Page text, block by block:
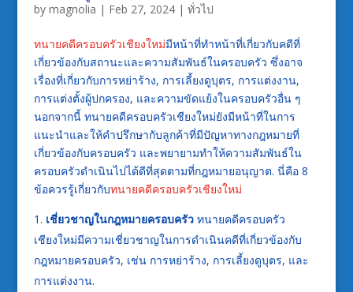
by magnolia | Feb 27, 2024| ทั่วไป
ทนายคดีครอบครัวเชียงใหม่มีหน้าที่ทำหน้าที่เกี่ยวกับคดีที่
เกี่ยวข้องกับสถานะและความสัมพันธ์ในครอบครัว ซึ่งอาจ
เรื่องที่เกี่ยวกับการหย่าร้าง, การเลี้ยงดูบุตร, การแต่งงาน,
การแต่งตั้งผู้ปกครอง, และความขัดแย้งในครอบครัวอื่น ๆ
นอกจากนี้ ทนายคดีครอบครัวเชียงใหม่ยังมีหน้าที่ในการ
แนะนำและให้คำปรึกษากับลูกค้าที่มีปัญหาทางกฎหมายที่
เกี่ยวข้องกับครอบครัว และพยายามทำให้ความสัมพันธ์ใน
ครอบครัวดำเนินไปได้ดีที่สุดตามที่กฎหมายอนุญาต. นี่คือ 8
ข้อควรรู้เกี่ยวกับทนายคดีครอบครัวเชียงใหม่
เชี่ยวชาญในกฎหมายครอบครัวทนายคดีครอบครัว
เชียงใหม่มีความเชี่ยวชาญในการดำเนินคดีที่เกี่ยวข้องกับ
กฎหมายครอบครัว, เช่น การหย่าร้าง, การเลี้ยงดูบุตร, และ
การแต่งงาน.